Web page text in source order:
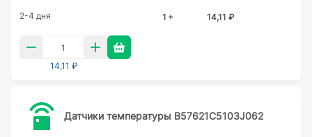
2-4 дня 1 + 14,11 ₽
14,11 ₽
Датчики температуры B57621C5103J062